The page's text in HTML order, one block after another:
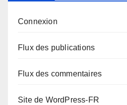
Connexion
Flux des publications
Flux des commentaires
Site de WordPress-FR